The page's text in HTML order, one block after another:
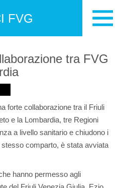
FVG
tra FVG
forte collaborazione tra il Friuli
e la Lombardia, tre Regioni
a livello sanitario e chiudono i
comparto, è stata avviata
hanno permesso agli